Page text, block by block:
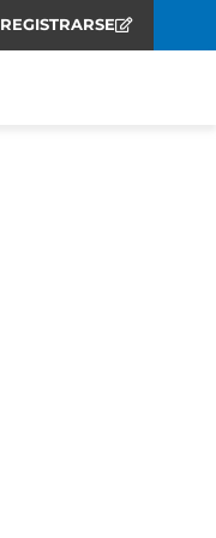
REGISTRARSE